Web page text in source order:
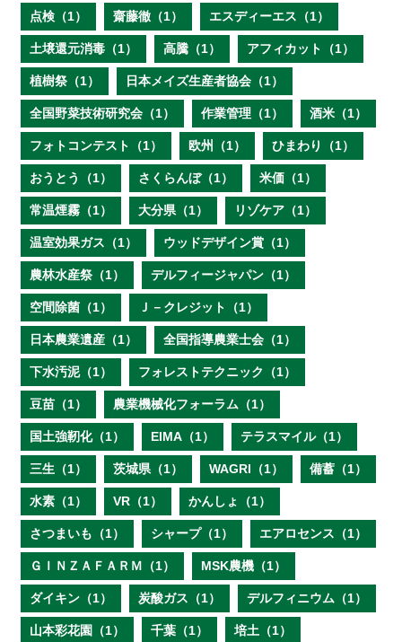
点検（1） 齋藤徹（1） エスディーエス（1）
土壌還元消毒（1） 高騰（1） アフィカット（1）
植樹祭（1） 日本メイズ生産者協会（1）
全国野菜技術研究会（1） 作業管理（1） 酒米（1）
フォトコンテスト（1） 欧州（1） ひまわり（1）
おうとう（1） さくらんぼ（1） 米価（1）
常温煙霧（1） 大分県（1） リゾケア（1）
温室効果ガス（1） ウッドデザイン賞（1）
農林水産祭（1） デルフィージャパン（1）
空間除菌（1） Ｊ－クレジット（1）
日本農業遺産（1） 全国指導農業士会（1）
下水汚泥（1） フォレストテクニック（1）
豆苗（1） 農業機械化フォーラム（1）
国土強靭化（1） EIMA（1） テラスマイル（1）
三生（1） 茨城県（1） WAGRI（1） 備蓄（1）
水素（1） VR（1） かんしょ（1）
さつまいも（1） シャープ（1） エアロセンス（1）
ＧＩＮＺＡＦＡＲＭ（1） MSK農機（1）
ダイキン（1） 炭酸ガス（1） デルフィニウム（1）
山本彩花園（1） 千葉（1） 培土（1）